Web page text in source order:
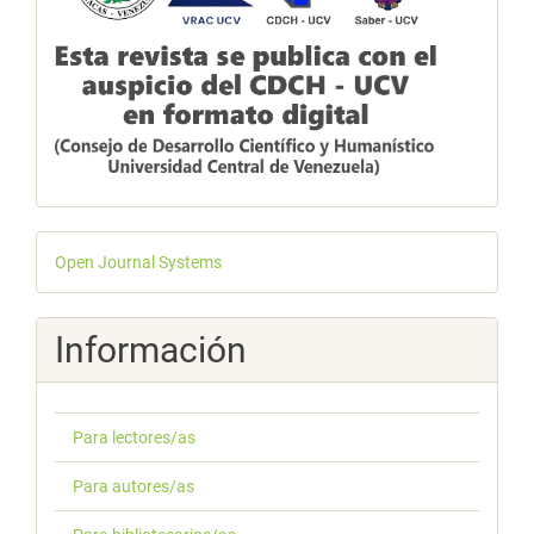
Desarrollado
por
Open Journal Systems
Información
Para lectores/as
Para autores/as